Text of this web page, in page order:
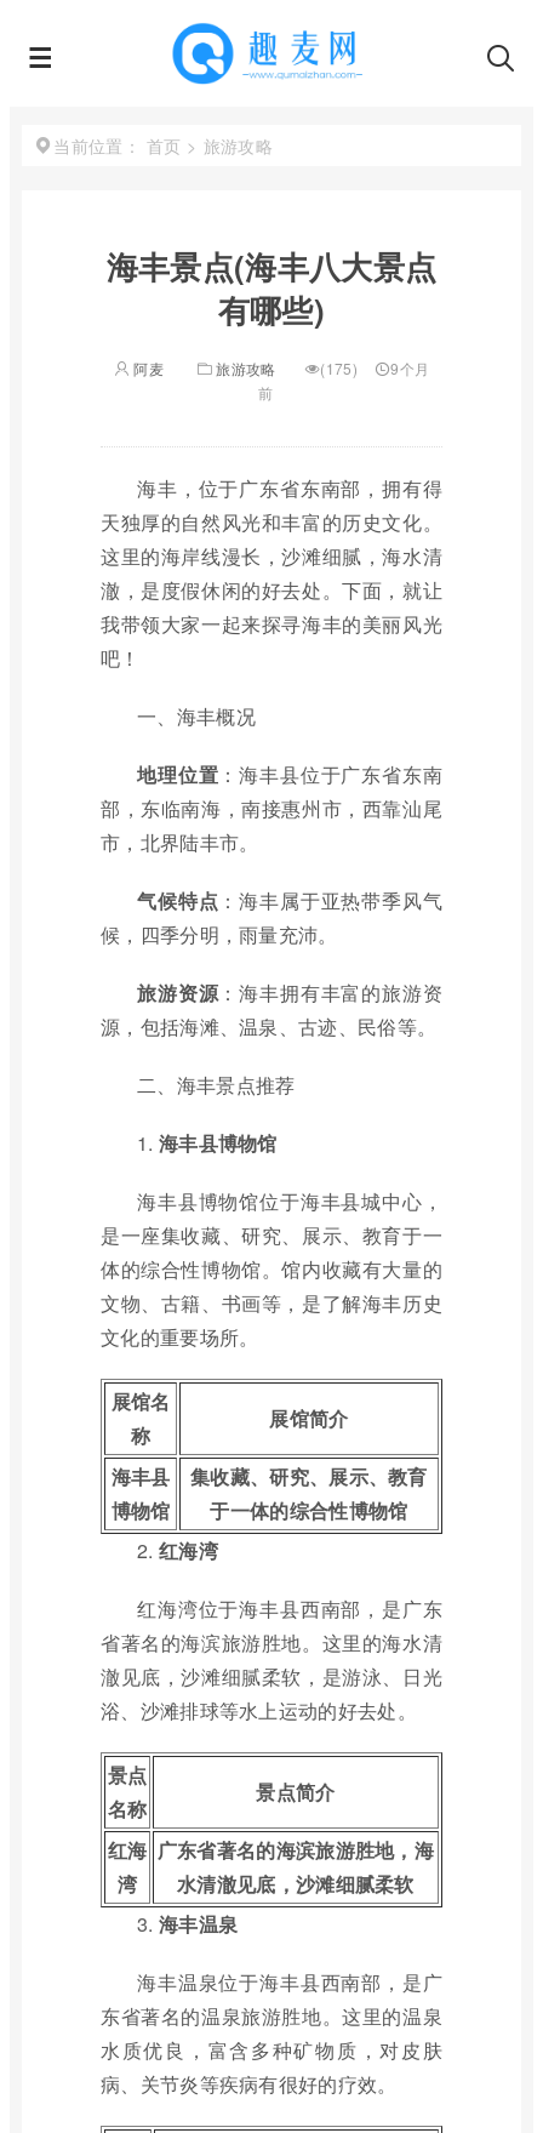
当前位置： 首页 > 旅游攻略
海丰景点(海丰八大景点
有哪些)
阿麦 旅游攻略 (175)
9个月
前
海丰，位于广东省东南部，拥有得
天独厚的自然风光和丰富的历史文化。
这里的海岸线漫长，沙滩细腻，海水清
澈，是度假休闲的好去处。下面，就让
我带领大家一起来探寻海丰的美丽风光
吧！
一、海丰概况
地理位置 ：海丰县位于广东省东南
部，东临南海，南接惠州市，西靠汕尾
市，北界陆丰市。
气候特点 ：海丰属于亚热带季风气
候，四季分明，雨量充沛。
旅游资源：海丰拥有丰富的旅游资
源，包括海滩、温泉、古迹、民俗等。
二、海丰景点推荐
1. 海丰县博物馆
海丰县博物馆位于海丰县城中心，
是一座集收藏、研究、展示、教育于一
体的综合性博物馆。馆内收藏有大量的
文物、古籍、书画等，是了解海丰历史
文化的重要场所。
展馆名
称
展馆简介
海丰县
博物馆
集收藏、研究、展示、教育
于一体的综合性博物馆
2. 红海湾
红海湾位于海丰县西南部，是广东
省著名的海滨旅游胜地。这里的海水清
澈见底，沙滩细腻柔软，是游泳、日光
浴、沙滩排球等水上运动的好去处。
景点
名称
景点简介
红海
湾
广东省著名的海滨旅游胜地，海
水清澈见底，沙滩细腻柔软
3. 海丰温泉
海丰温泉位于海丰县西南部，是广
东省著名的温泉旅游胜地。这里的温泉
水质优良，富含多种矿物质，对皮肤
病、关节炎等疾病有很好的疗效。